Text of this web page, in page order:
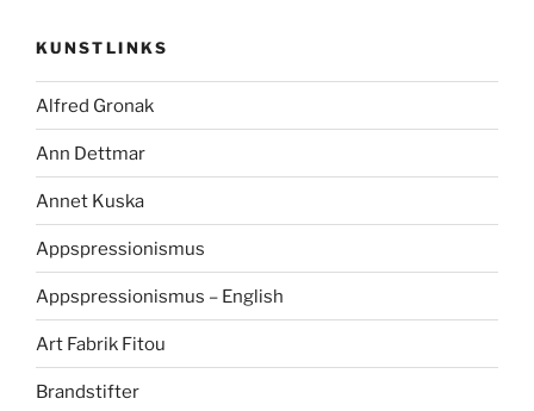
KUNSTLINKS
Alfred Gronak
Ann Dettmar
Annet Kuska
Appspressionismus
Appspressionismus – English
Art Fabrik Fitou
Brandstifter